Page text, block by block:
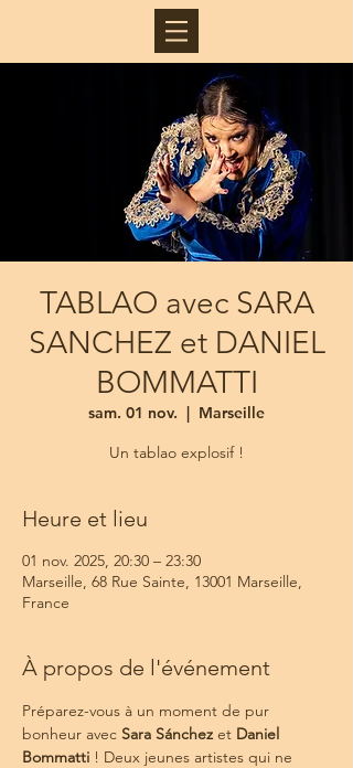
TABLAO avec SARA
SANCHEZ et DANIEL
BOMMATTI
sam. 01 nov.
  |
Marseille
Un tablao explosif !
Heure et lieu
01 nov. 2025, 20:30 – 23:30
Marseille, 68 Rue Sainte, 13001 Marseille,
France
À propos de l'événement
Préparez-vous à un moment de pur
bonheur avec Sara Sánchez et Daniel
Bommatti ! Deux jeunes artistes qui ne